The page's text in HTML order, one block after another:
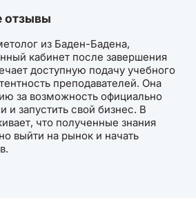
отзывы
из Баден-Бадена,
кабинет после завершения
доступную подачу учебного
преподавателей. Она
за возможность официально
и запустить свой бизнес. В
что полученные знания
выйти на рынок и начать